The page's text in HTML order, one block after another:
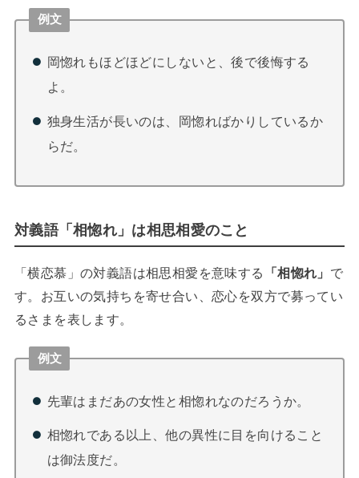
例文
岡惚れもほどほどにしないと、後で後悔する
よ。
独身生活が長いのは、岡惚ればかりしているか
らだ。
対義語「相惚れ」は相思相愛のこと
「横恋慕」の対義語は相思相愛を意味する 「相惚れ」 で
す。お互いの気持ちを寄せ合い、恋心を双方で募ってい
るさまを表します。
例文
先輩はまだあの女性と相惚れなのだろうか。
相惚れである以上、他の異性に目を向けること
は御法度だ。